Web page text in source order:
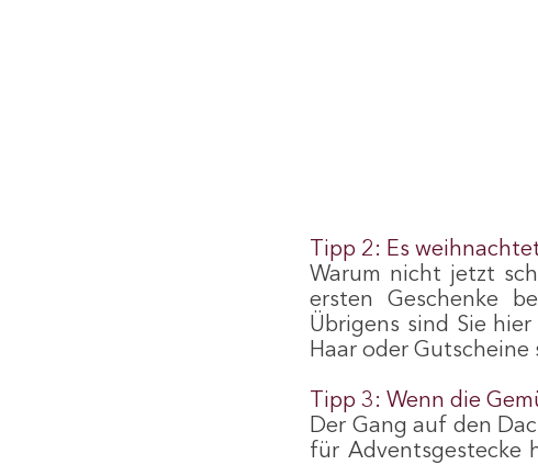
Tipp 2: Es
Warum nicht jetzt
ersten Geschenke
Übrigens sind Sie
Haar oder
Tipp 3: Wenn die
Der Gang auf den
für Adventsgestecke